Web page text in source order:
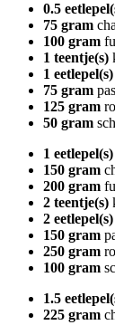
0.5
75 gram
100 gram
1 teentje(s)
1 eetlepel(s)
75 gram
125 gram
50 gram
1 eetlepel(s)
150 gram
200 gram
2 teentje(s)
2 eetlepel(s)
150 gram
250 gram
100 gram
1.5
225 gram